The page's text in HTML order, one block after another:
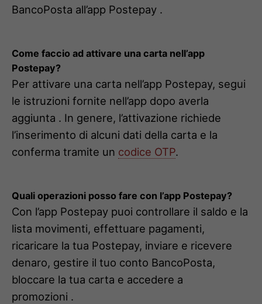
BancoPosta all’app Postepay .
Come faccio ad attivare una carta nell’app
Postepay?
Per attivare una carta nell’app Postepay, segui
le istruzioni fornite nell’app dopo averla
aggiunta . In genere, l’attivazione richiede
l’inserimento di alcuni dati della carta e la
conferma tramite un codice OTP.
Quali operazioni posso fare con l’app Postepay?
Con l’app Postepay puoi controllare il saldo e la
lista movimenti, effettuare pagamenti,
ricaricare la tua Postepay, inviare e ricevere
denaro, gestire il tuo conto BancoPosta,
bloccare la tua carta e accedere a
promozioni .